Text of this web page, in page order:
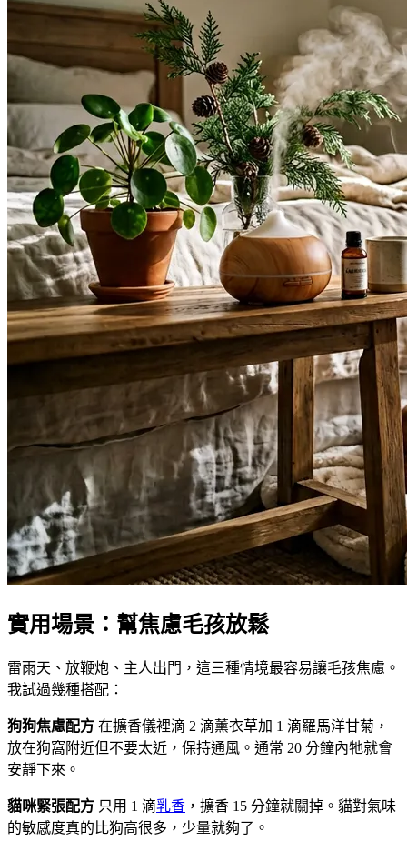
實用場景：幫焦慮毛孩放鬆
雷雨天、放鞭炮、主人出門，這三種情境最容易讓毛孩焦慮。
我試過幾種搭配：
狗狗焦慮配方 在擴香儀裡滴 2 滴薰衣草加 1 滴羅馬洋甘菊，
放在狗窩附近但不要太近，保持通風。通常 20 分鐘內牠就會
安靜下來。
貓咪緊張配方 只用 1 滴乳香 ，擴香 15 分鐘就關掉。貓對氣味
的敏感度真的比狗高很多，少量就夠了。